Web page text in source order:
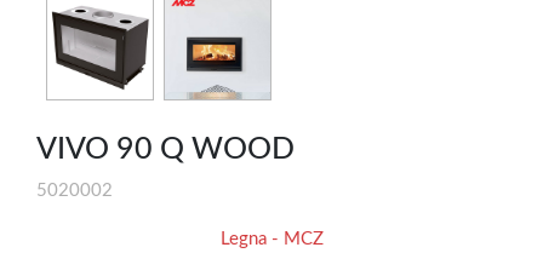
VIVO 90 Q WOOD
5020002
Legna - MCZ